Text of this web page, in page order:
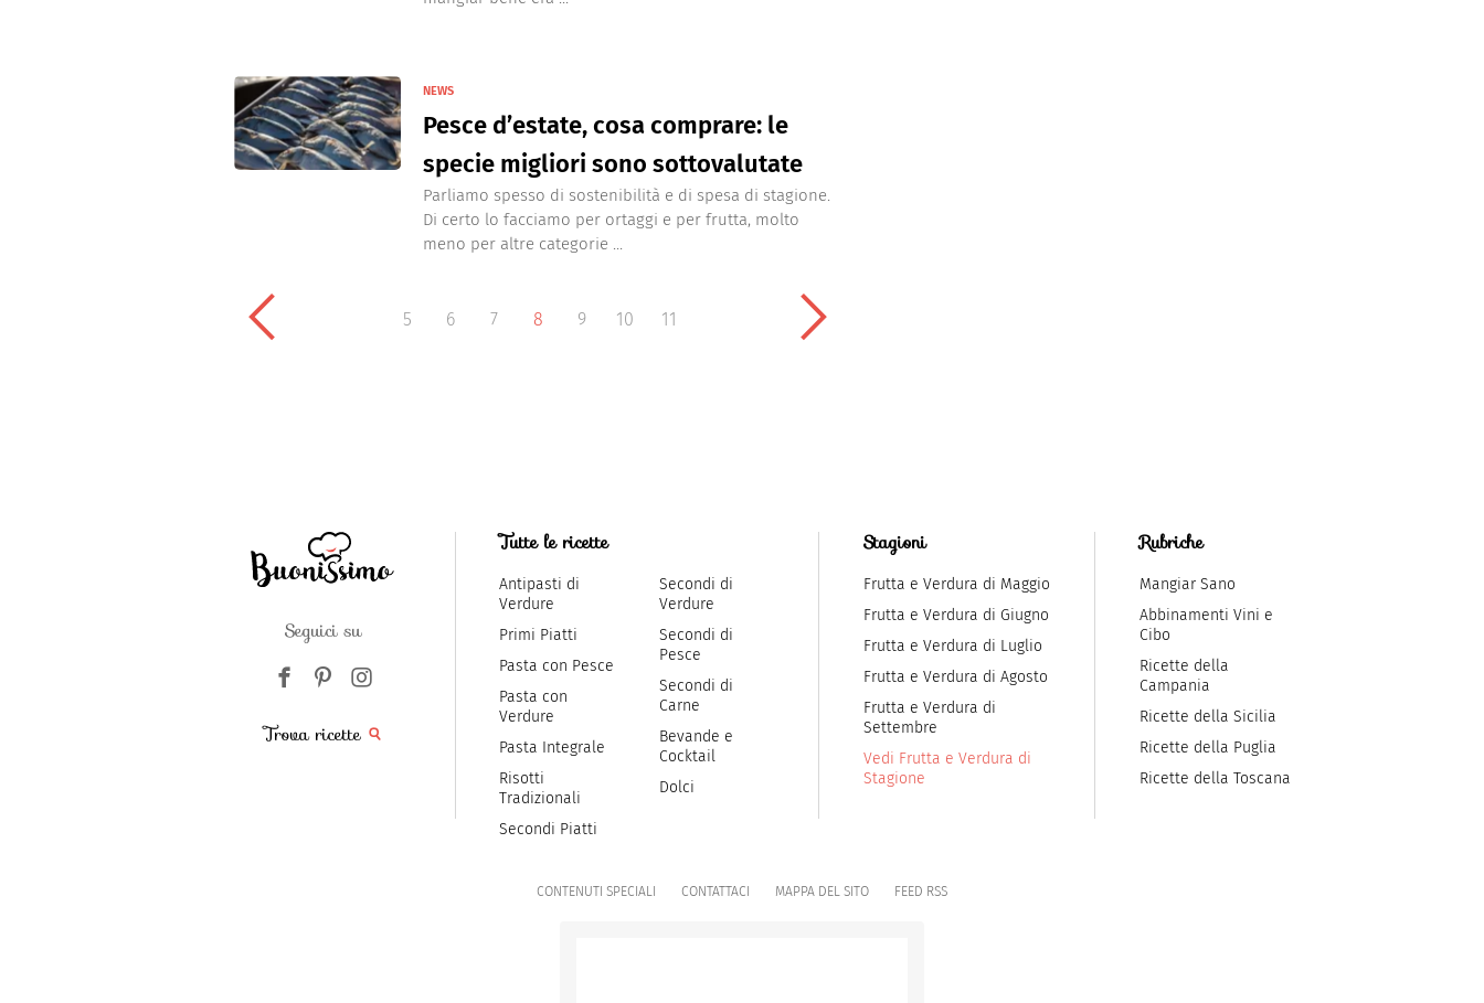
NEWS
Pesce d’estate, cosa comprare: le
specie migliori sono sottovalutate
Parliamo spesso di sostenibilità e di spesa di stagione.
Di certo lo facciamo per ortaggi e per frutta, molto
meno per altre categorie ...
5 6 7 8 9 10 11
Seguici su
Trova ricette
Tutte le ricette
Antipasti di
Verdure
Primi Piatti
Pasta con Pesce
Pasta con
Verdure
Pasta Integrale
Risotti
Tradizionali
Secondi Piatti
Secondi di
Verdure
Secondi di
Pesce
Secondi di
Carne
Bevande e
Cocktail
Dolci
Stagioni
Frutta e Verdura di Maggio
Frutta e Verdura di Giugno
Frutta e Verdura di Luglio
Frutta e Verdura di Agosto
Frutta e Verdura di
Settembre
Vedi Frutta e Verdura di
Stagione
Rubriche
Mangiar Sano
Abbinamenti Vini e
Cibo
Ricette della
Campania
Ricette della Sicilia
Ricette della Puglia
Ricette della Toscana
CONTENUTI SPECIALI CONTATTACI MAPPA DEL SITO FEED RSS